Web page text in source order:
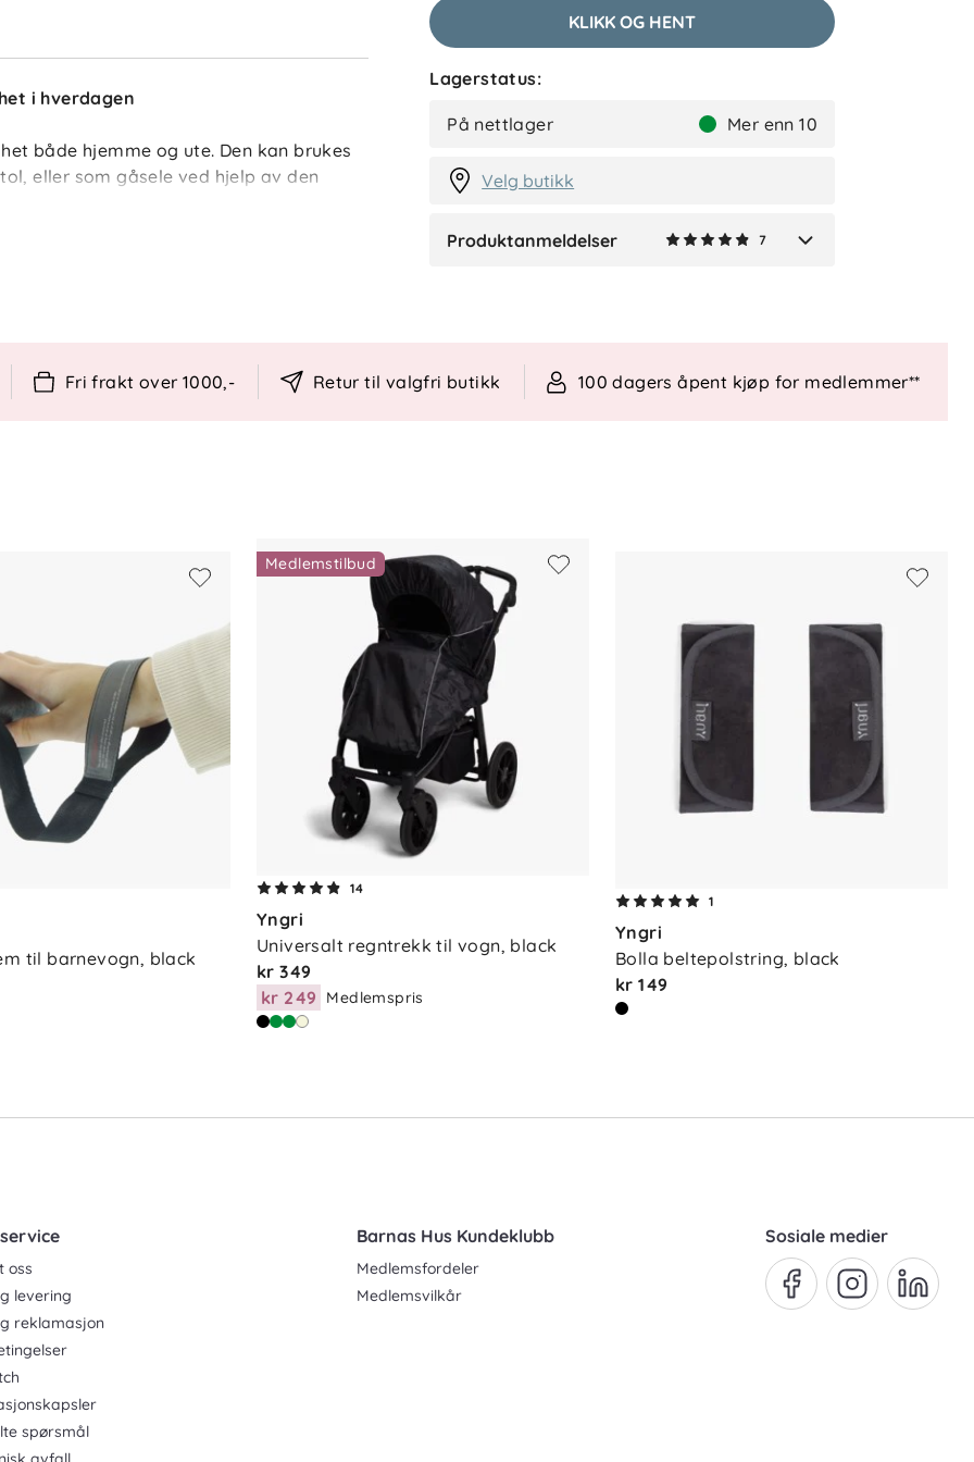
i hverdagen
både hjemme og ute. Den kan brukes
eller som gåsele ved hjelp av den
4 år
– kompatibel med de fleste vogner og
KLIKK OG HENT
Lagerstatus:
På nettlager Mer enn 10
Velg butikk
Produktanmeldelser 7
VF
Fri frakt over 1000,- Retur til valgfri butikk 100 dagers åpent kjøp for medlemmer**
til barnevogn, black
Medlemstilbud
14
Yngri
Universalt regntrekk til vogn, black
kr 349
kr 249
Medlemspris
1
Yngri
Bolla beltepolstring, black
kr 149
oss
levering
reklamasjon
spørsmål
Barnas Hus Kundeklubb
Medlemsfordeler
Medlemsvilkår
Sosiale medier